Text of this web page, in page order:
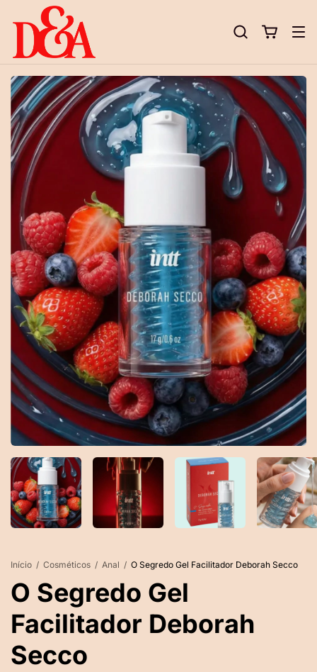
Início / Cosméticos / Anal / O Segredo Gel Facilitador Deborah Secco
O Segredo Gel
Facilitador Deborah
Secco